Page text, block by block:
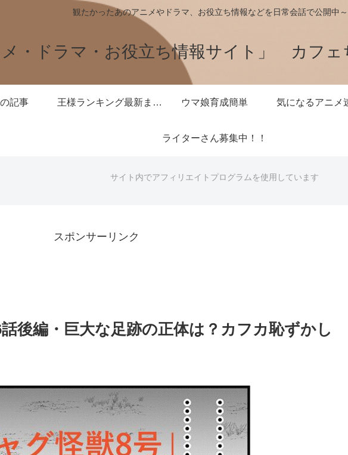
観たかったあのアニメやドラマ、お役立ち情報などを日常会話で公開中～
メ・ドラマ・お役立ち情報サイト」 カフェ
記事 王様ランキング最新まとめ ウマ娘育成簡単 気になるアニメ
ライターさん募集中！！
サイト内でアフィリエイトプログラムを使用しています
スポンサーリンク
後編・巨大な足跡の正体は？カフカ恥ずかし